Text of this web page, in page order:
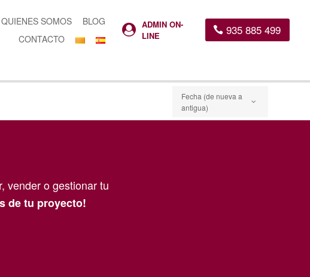
QUIENES SOMOS
BLOG
CONTACTO
 ADMIN ON-
LINE
935 885 499
Fecha (de nueva a
antigua)
vender o gestionar tu
de tu proyecto!